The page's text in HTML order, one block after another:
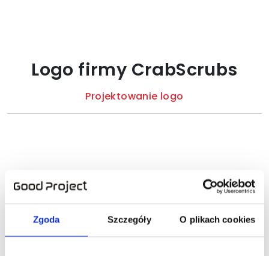
Zgoda Szczegóły O plikach cookies
Logo firmy CrabScrubs
Projektowanie logo
Jak przydatna była ta strona?
Kliknij gwiazdkę, aby ocenić!